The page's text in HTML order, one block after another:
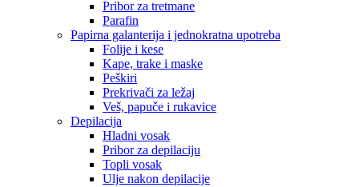
Pribor za tretmane
Parafin
Papirna galanterija i jednokratna upotreba
Folije i kese
Kape, trake i maske
Peškiri
Prekrivači za ležaj
Veš, papuče i rukavice
Depilacija
Hladni vosak
Pribor za depilaciju
Topli vosak
Ulje nakon depilacije